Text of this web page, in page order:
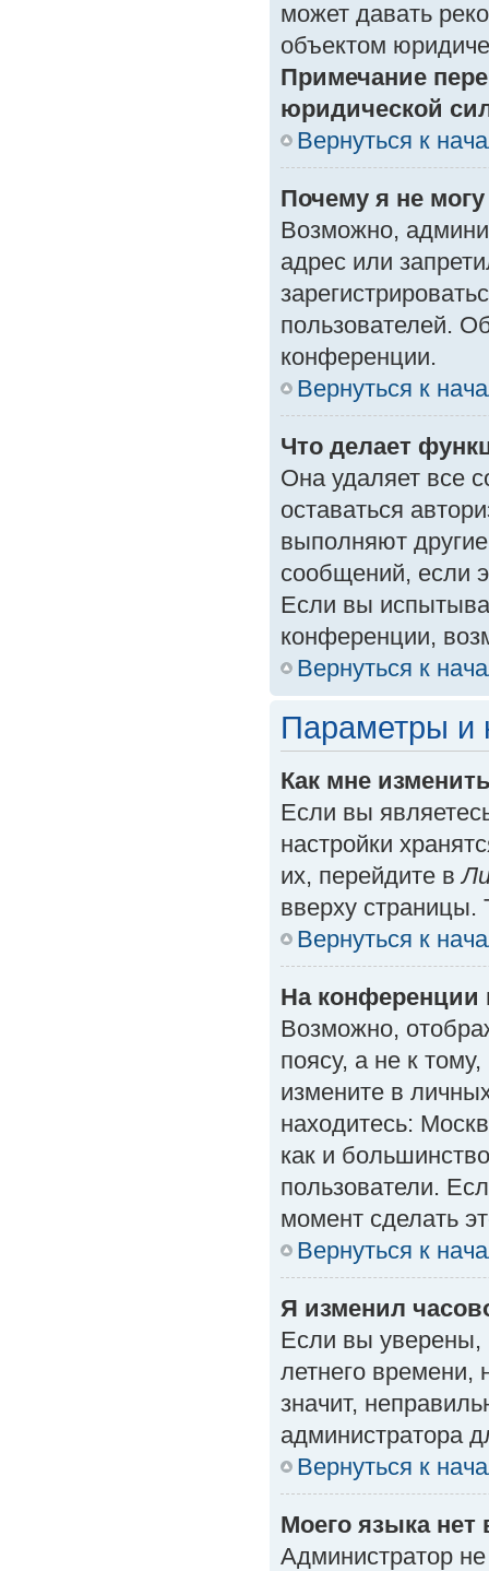
может давать
объектом
Примечание
юридической
Вернуться к
Почему я не
Возможно,
адрес или
пользователей.
конференции.
Вернуться к
Что делает
Она удаляет все
оставаться
выполняют
сообщений, если
Если вы
конференции,
Вернуться к
Параметры и
Как мне
Если вы
настройки
их, перейдите в
вверху страницы.
Вернуться к
На конференции
Возможно,
поясу, а не к
измените в
находитесь:
как и
пользователи.
момент сделать
Вернуться к
Я изменил
Если вы уверены,
летнего времени,
значит,
администратора
Вернуться к
Моего языка нет
Администратор